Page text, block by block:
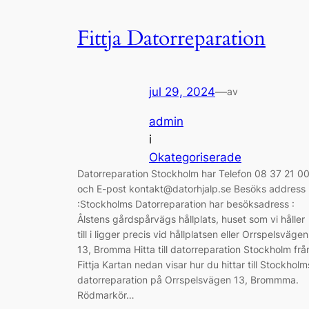
Fittja Datorreparation
jul 29, 2024—av
admin
i
Okategoriserade
Datorreparation Stockholm har Telefon 08 37 21 00
och E-post kontakt@datorhjalp.se Besöks address
:Stockholms Datorreparation har besöksadress :
Ålstens gårdspårvägs hållplats, huset som vi håller
till i ligger precis vid hållplatsen eller Orrspelsvägen
13, Bromma Hitta till datorreparation Stockholm
Fittja Kartan nedan visar hur du hittar till
datorreparation på Orrspelsvägen 13, Brommma.
Rödmarkör…